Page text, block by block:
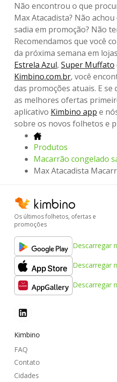
Não encontrou o que
Max Atacadista? Não
sadia em promoção? Não
Recomendamos que você
da próxima semana em
Estrela Azul, Super Muffato
Kimbino.com.br, você
das promoções atuais. E
as melhores ofertas
aplicativo Kimbino app e
sobre os novos folhetos e
Produtos
Macarrão congelado
Max Atacadista
Os últimos folhetos, ofertas e
promoções
Descarregar
Descarregar
Descarregar
Kimbino
FAQ
Contato
Cidades